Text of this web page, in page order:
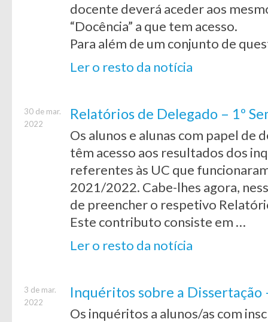
docente deverá aceder aos
“Docência” a que tem acesso.
Para além de um conjunto de
Ler o resto da notícia
30 de mar.
2022
Relatórios de Delegado – 1º
Os alunos e alunas com papel de
têm acesso aos resultados dos
referentes às UC que
2021/2022. Cabe-lhes agora,
de preencher o respetivo
Este contributo consiste em …
Ler o resto da notícia
3 de mar.
2022
Inquéritos sobre a
Os inquéritos a alunos/as com